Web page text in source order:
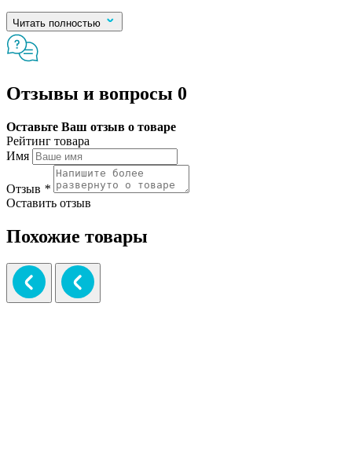
Читать полностью
Отзывы и вопросы 0
Оставьте Ваш отзыв о товаре
Рейтинг товара
Имя
Отзыв *
Оставить отзыв
Похожие товары